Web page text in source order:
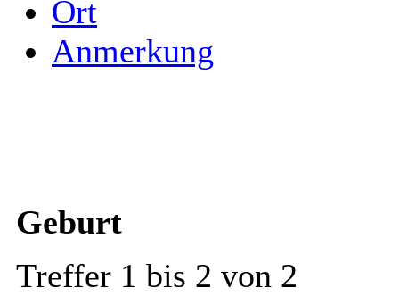
Ort
Anmerkung
Geburt
Treffer 1 bis 2 von 2